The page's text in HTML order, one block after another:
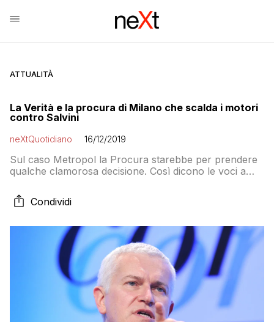
ATTUALITÀ
La Verità e la procura di Milano che scalda i motori
contro Salvini
neXtQuotidiano 16/12/2019
Sul caso Metropol la Procura starebbe per prendere
qualche clamorosa decisione. Così dicono le voci a
Condividi